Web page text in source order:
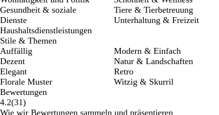
Gesundheit & soziale
Dienste
Haushaltsdienstleistungen
Tiere & Tierbetreuung
Unterhaltung & Freizeit
Stile & Themen
Auffällig
Dezent
Elegant
Florale Muster
Modern & Einfach
Natur & Landschaften
Retro
Witzig & Skurril
Bewertungen
4.2(3131
Bewertungen
)
Wie wir Bewertungen sammeln und präsentieren